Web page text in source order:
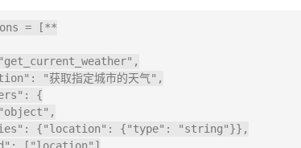
= [**
"获取指定城市的天气",
{
{"location": {"type": "string"}},